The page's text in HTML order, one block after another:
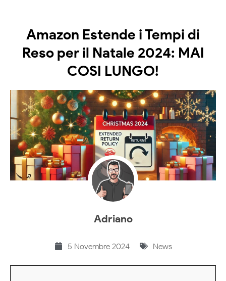
Amazon Estende i Tempi di
Reso per il Natale 2024: MAI
COSI LUNGO!
Adriano
5 Novembre 2024 News